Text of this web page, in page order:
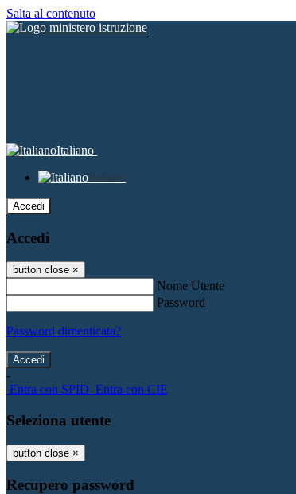
Salta al contenuto
Italiano
Italiano
Accedi
Accedi
button close ×
Nome Utente
Password
Password dimenticata?
-
Entra con SPID Entra con CIE
Seleziona utente
button close ×
Recupero password